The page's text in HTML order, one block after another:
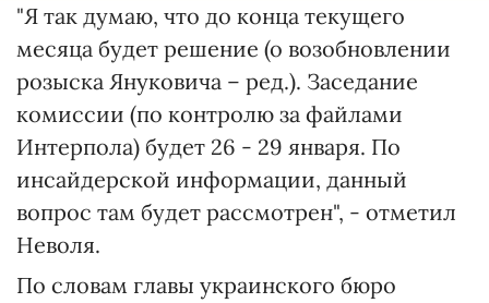
"Я так думаю, что до конца текущего
месяца будет решение (о возобновлении
розыска Януковича – ред.). Заседание
комиссии (по контролю за файлами
Интерпола) будет 26 - 29 января. По
инсайдерской информации, данный
вопрос там будет рассмотрен", - отметил
Неволя.
По словам главы украинского бюро